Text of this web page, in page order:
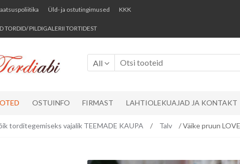
Üld- ja ostutingimused KKK
TORDID/ PILDIGALERII TORTIDEST
All
OSTUINFO FIRMAST LAHTIOLEKUAJAD JA KONTAKT
torditegemiseks vajalik TEEMADE KAUPA / Talv / Väike pruun